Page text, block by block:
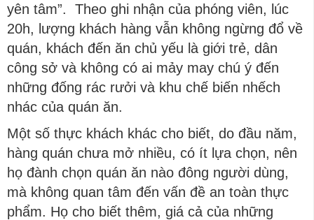
yên tâm”. Theo ghi nhận của phóng viên, lúc
20h, lượng khách hàng vẫn không ngừng đổ về
quán, khách đến ăn chủ yếu là giới trẻ, dân
công sở và không có ai mảy may chú ý đến
những đống rác rưởi và khu chế biến nhếch
nhác của quán ăn.
Một số thực khách khác cho biết, do đầu năm,
hàng quán chưa mở nhiều, có ít lựa chọn, nên
họ đành chọn quán ăn nào đông người dùng,
mà không quan tâm đến vấn đề an toàn thực
phẩm. Họ cho biết thêm, giá cả của những